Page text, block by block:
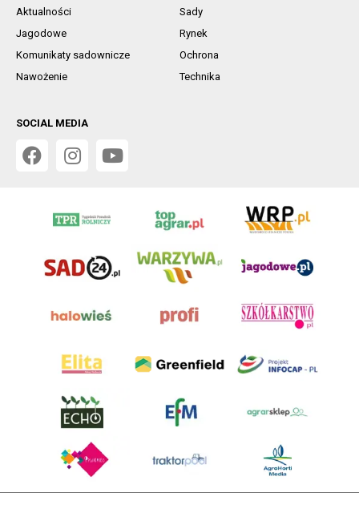
Aktualności
Sady
Jagodowe
Rynek
Komunikaty sadownicze
Ochrona
Nawożenie
Technika
SOCIAL MEDIA